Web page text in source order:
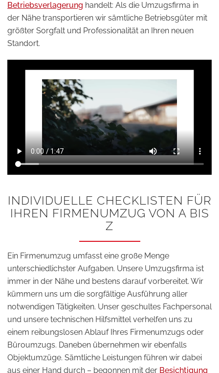
Betriebsverlagerung handelt: Als die Umzugsfirma in
der Nähe transportieren wir sämtliche Betriebsgüter mit
größter Sorgfalt und Professionalität an Ihren neuen
Standort.
INDIVIDUELLE CHECKLISTEN FÜR
IHREN FIRMENUMZUG VON A BIS
Z
Ein Firmenumzug umfasst eine große Menge
unterschiedlichster Aufgaben. Unsere Umzugsfirma ist
immer in der Nähe und bestens darauf vorbereitet. Wir
kümmern uns um die sorgfältige Ausführung aller
notwendigen Tätigkeiten. Unser geschultes Fachpersonal
und unsere technischen Hilfsmittel verhelfen uns zu
einem reibungslosen Ablauf Ihres Firmenumzugs oder
Büroumzugs. Daneben übernehmen wir ebenfalls
Objektumzüge. Sämtliche Leistungen führen wir dabei
aus einer Hand durch – begonnen mit der Besichtigung